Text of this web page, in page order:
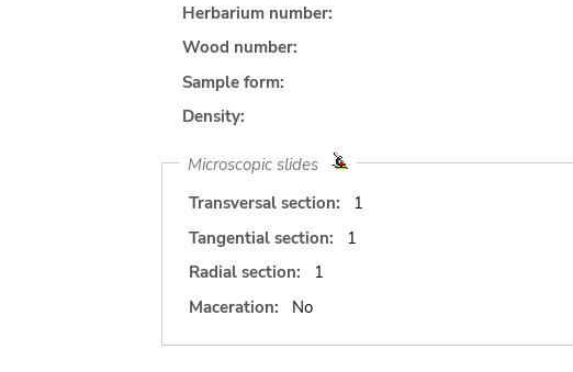
Herbarium number:
Wood number:
Sample form:
Density:
Microscopic slides
Transversal section:
1
Tangential section:
1
Radial section:
1
Maceration:
No